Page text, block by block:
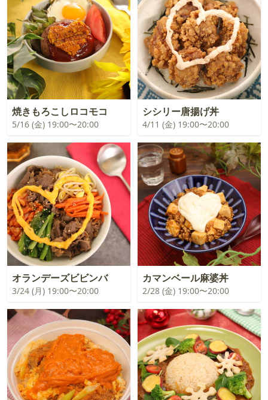
焼きもろこしロコモコ
5/16 (金) 19:00〜20:00
シシリー唐揚げ丼
4/11 (金) 19:00〜20:00
オランデーズビビンバ
3/24 (月) 19:00〜20:00
カマンベール麻婆丼
2/28 (金) 19:00〜20:00